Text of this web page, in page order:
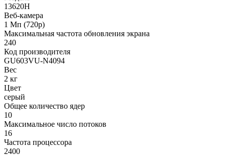
13620H
Веб-камера
1 Мп (720p)
Максимальная частота обновления экрана
240
Код производителя
GU603VU-N4094
Вес
2 кг
Цвет
серый
Общее количество ядер
10
Максимальное число потоков
16
Частота процессора
2400